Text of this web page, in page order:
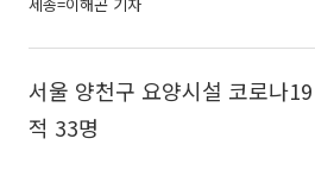
서울 양천구 요양시설 코로나
적 33명